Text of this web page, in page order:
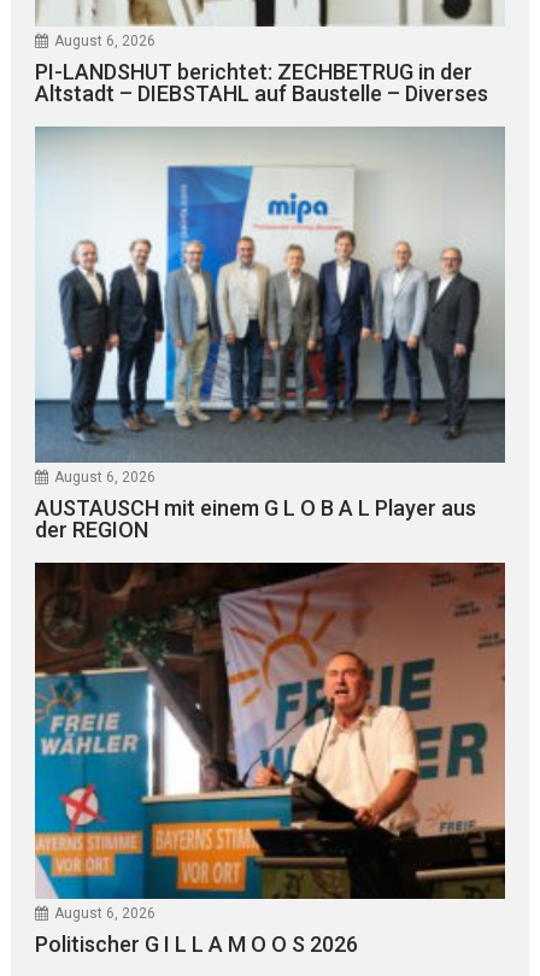
August 6, 2026
PI-LANDSHUT berichtet: ZECHBETRUG in der
Altstadt – DIEBSTAHL auf Baustelle – Diverses
August 6, 2026
AUSTAUSCH mit einem G L O B A L Player aus
der REGION
August 6, 2026
Politischer G I L L A M O O S 2026